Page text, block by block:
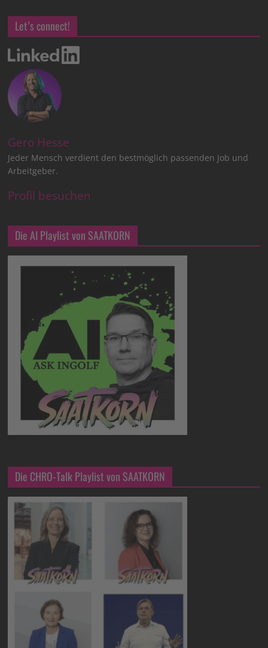
Let’s connect!
Gero Hesse
Jeder Mensch verdient den bestmöglich passenden Job und
Arbeitgeber.
Profil besuchen
Die AI Playlist von SAATKORN
Die CHRO-Talk Playlist von SAATKORN